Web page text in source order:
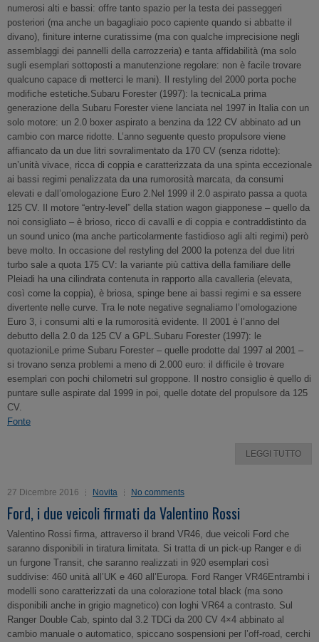
numerosi alti e bassi: offre tanto spazio per la testa dei passeggeri
posteriori (ma anche un bagagliaio poco capiente quando si abbatte il
divano), finiture interne curatissime (ma con qualche imprecisione negli
assemblaggi dei pannelli della carrozzeria) e tanta affidabilità (ma solo
sugli esemplari sottoposti a manutenzione regolare: non è facile trovare
qualcuno capace di metterci le mani). Il restyling del 2000 porta poche
modifiche estetiche.Subaru Forester (1997): la tecnicaLa prima
generazione della Subaru Forester viene lanciata nel 1997 in Italia con un
solo motore: un 2.0 boxer aspirato a benzina da 122 CV abbinato ad un
cambio con marce ridotte. L’anno seguente questo propulsore viene
affiancato da un due litri sovralimentato da 170 CV (senza ridotte):
un’unità vivace, ricca di coppia e caratterizzata da una spinta eccezionale
ai bassi regimi penalizzata da una rumorosità marcata, da consumi
elevati e dall’omologazione Euro 2.Nel 1999 il 2.0 aspirato passa a quota
125 CV. Il motore “entry-level” della station wagon giapponese – quello da
noi consigliato – è brioso, ricco di cavalli e di coppia e contraddistinto da
un sound unico (ma anche particolarmente fastidioso agli alti regimi) però
beve molto. In occasione del restyling del 2000 la potenza del due litri
turbo sale a quota 175 CV: la variante più cattiva della familiare delle
Pleiadi ha una cilindrata contenuta in rapporto alla cavalleria (elevata,
così come la coppia), è briosa, spinge bene ai bassi regimi e sa essere
divertente nelle curve. Tra le note negative segnaliamo l’omologazione
Euro 3, i consumi alti e la rumorosità evidente. Il 2001 è l’anno del
debutto della 2.0 da 125 CV a GPL.Subaru Forester (1997): le
quotazioniLe prime Subaru Forester – quelle prodotte dal 1997 al 2001 –
si trovano senza problemi a meno di 2.000 euro: il difficile è trovare
esemplari con pochi chilometri sul groppone. Il nostro consiglio è quello di
puntare sulle aspirate dal 1999 in poi, quelle dotate del propulsore da 125
CV.
Fonte
LEGGI TUTTO
27 Dicembre 2016 Novita No comments
Ford, i due veicoli firmati da Valentino Rossi
Valentino Rossi firma, attraverso il brand VR46, due veicoli Ford che
saranno disponibili in tiratura limitata. Si tratta di un pick-up Ranger e di
un furgone Transit, che saranno realizzati in 920 esemplari così
suddivise: 460 unità all’UK e 460 all’Europa. Ford Ranger VR46Entrambi i
modelli sono caratterizzati da una colorazione total black (ma sono
disponibili anche in grigio magnetico) con loghi VR64 a contrasto. Sul
Ranger Double Cab, spinto dal 3.2 TDCi da 200 CV 4×4 abbinato al
cambio manuale o automatico, spiccano sospensioni per l’off-road, cerchi